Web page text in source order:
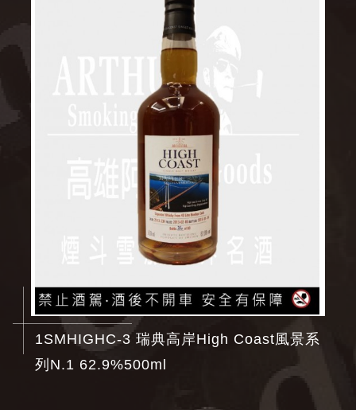
1SMHIGHC-3 瑞典高岸High Coast風景系
列N.1 62.9%500ml